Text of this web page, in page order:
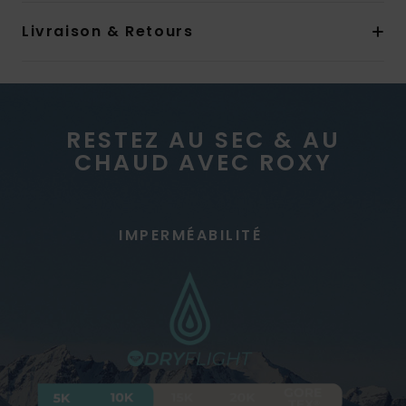
Livraison & Retours
RESTEZ AU SEC & AU
CHAUD AVEC ROXY
IMPERMÉABILITÉ